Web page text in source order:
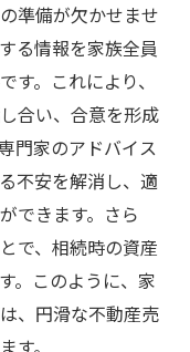
準備が欠かせませ
る情報を家族全員
す。これにより、
合い、合意を形成
門家のアドバイス
不安を解消し、適
できます。さら
で、相続時の資産
。このように、家
、円滑な不動産売
す。